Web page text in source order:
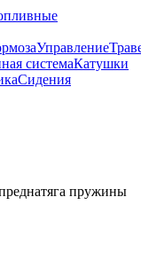
Управление
системаКатушки
Сидения
пружины